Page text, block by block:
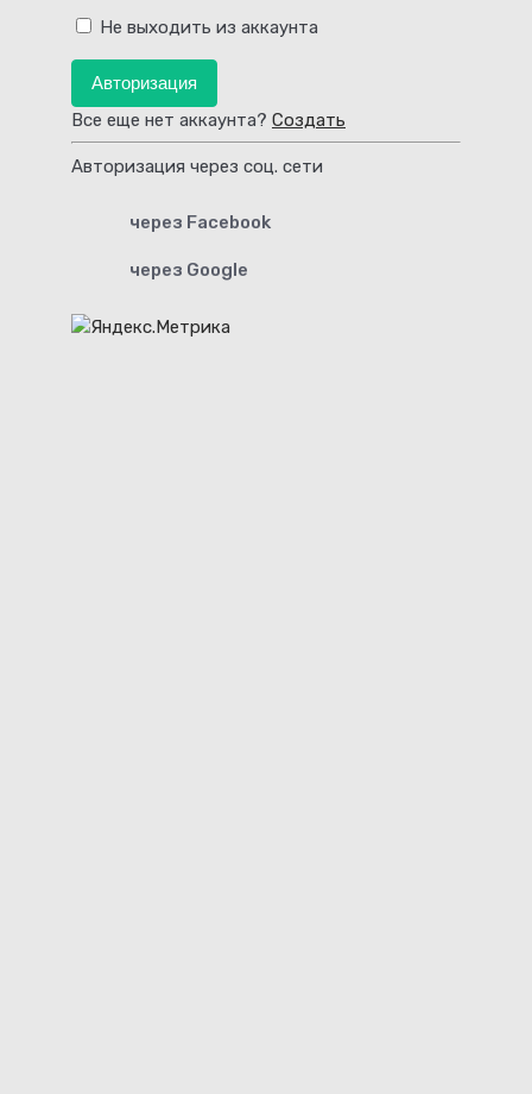
Не выходить из аккаунта
Авторизация
Все еще нет аккаунта? Создать
Авторизация через соц. сети
через Facebook
через Google